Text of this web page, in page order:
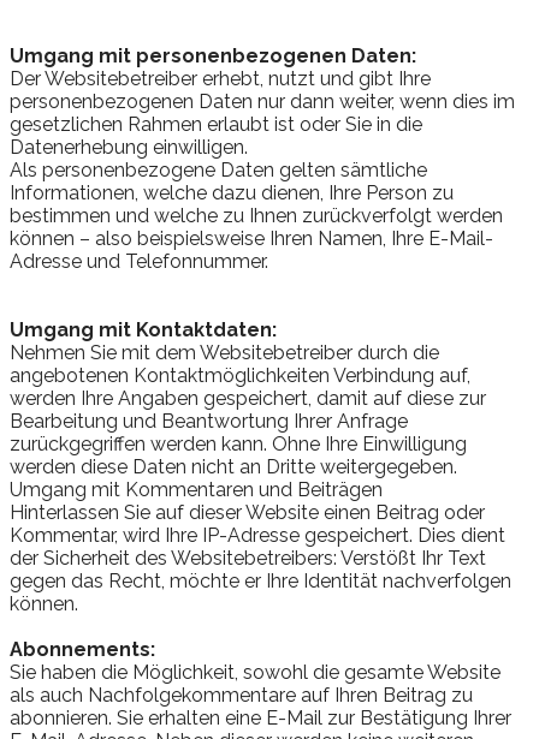
Umgang mit personenbezogenen Daten:
Der Websitebetreiber erhebt, nutzt und gibt Ihre
personenbezogenen Daten nur dann weiter, wenn dies im
gesetzlichen Rahmen erlaubt ist oder Sie in die
Datenerhebung einwilligen.
Als personenbezogene Daten gelten sämtliche
Informationen, welche dazu dienen, Ihre Person zu
bestimmen und welche zu Ihnen zurückverfolgt werden
können – also beispielsweise Ihren Namen, Ihre E-Mail-
Adresse und Telefonnummer.
Umgang mit Kontaktdaten:
Nehmen Sie mit dem Websitebetreiber durch die
angebotenen Kontaktmöglichkeiten Verbindung auf,
werden Ihre Angaben gespeichert, damit auf diese zur
Bearbeitung und Beantwortung Ihrer Anfrage
zurückgegriffen werden kann. Ohne Ihre Einwilligung
werden diese Daten nicht an Dritte weitergegeben.
Umgang mit Kommentaren und Beiträgen
Hinterlassen Sie auf dieser Website einen Beitrag oder
Kommentar, wird Ihre IP-Adresse gespeichert. Dies dient
der Sicherheit des Websitebetreibers: Verstößt Ihr Text
gegen das Recht, möchte er Ihre Identität nachverfolgen
können.
Abonnements:
Sie haben die Möglichkeit, sowohl die gesamte Website
als auch Nachfolgekommentare auf Ihren Beitrag zu
abonnieren. Sie erhalten eine E-Mail zur Bestätigung Ihrer